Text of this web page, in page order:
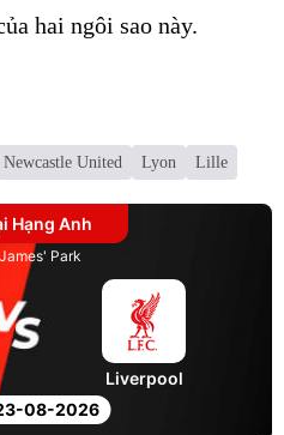
hai ngôi sao này.
Newcastle United Lyon Lille
Hạng Anh
Park
08-2026
Liverpool